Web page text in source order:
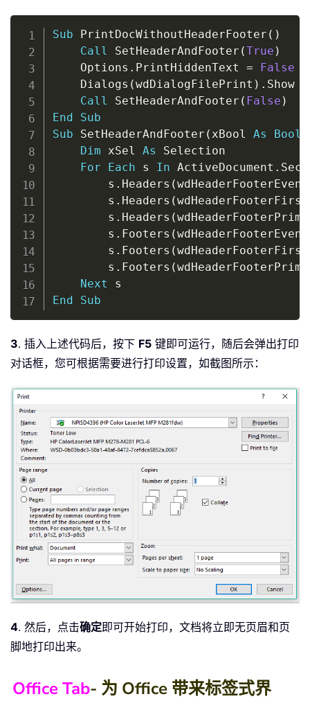
Sub PrintDocWithoutHeaderFooter ( )
Call SetHeaderAndFooter (True )
    Options
. PrintHiddenText =
False
    Dialogs
(wdDialogFilePrint ) . Show
Call SetHeaderAndFooter ( False )
End
Sub
Sub SetHeaderAndFooter ( xBool As
Dim xSel As Selection
For
Each s In ActiveDocument .
        s
. Headers (
        s
. Headers (
        s
. Headers (
        s
. Footers (
        s
. Footers (
        s
. Footers (
Next
End
Sub
Copy
3. 插入上述代码后，按下 F5 键即可运行，随后会弹出打印
对话框，您可根据需要进行打印设置，如截图所示：
4. 然后，点击确定即可开始打印，文档将立即无页眉和页
脚地打印出来。
Office Tab- 为 Office 带来标签式界